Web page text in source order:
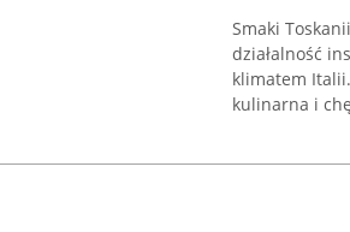
Smaki
działalność
klimatem
kulinarna i